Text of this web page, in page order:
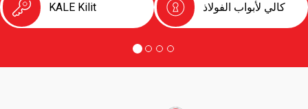
KALE Kilit كالي لأبواب الفولاذ